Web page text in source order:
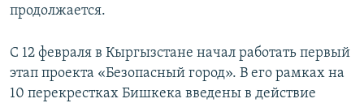
продолжается.
С 12 февраля в Кыргызстане начал работать первый
этап проекта «Безопасный город». В его рамках на
10 перекрестках Бишкека введены в действие